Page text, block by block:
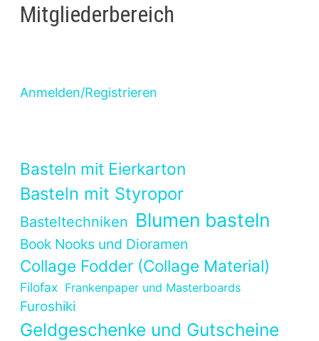
Mitgliederbereich
Anmelden/Registrieren
Basteln mit Eierkarton
Basteln mit Styropor
Basteltechniken Blumen basteln
Book Nooks und Dioramen
Collage Fodder (Collage Material)
Filofax Frankenpaper und Masterboards
Furoshiki
Geldgeschenke und Gutscheine